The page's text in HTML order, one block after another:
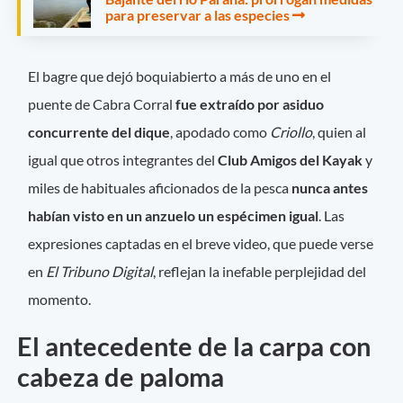
para preservar a las especies
El bagre que dejó boquiabierto a más de uno en el
puente de Cabra Corralfue extraído por asiduo
concurrente del dique , apodado como Criollo, quien al
igual que otros integrantes delClub Amigos del Kayaky
miles de habituales aficionados de la pesca nunca antes
habían visto en un anzuelo un espécimen igual . Las
expresiones captadas en el breve video, que puede verse
en El Tribuno Digital, reflejan la inefable perplejidad del
momento.
El antecedente de la carpa con
cabeza de paloma